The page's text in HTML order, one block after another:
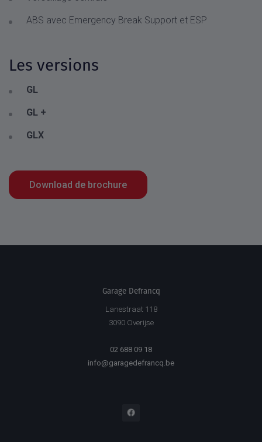
ABS avec Emergency Break Support et ESP
Les versions
GL
GL +
GLX
Download de brochure
Garage Defrancq
Lanestraat 118
3090 Overijse
02 688 09 18
info@garagedefrancq.be